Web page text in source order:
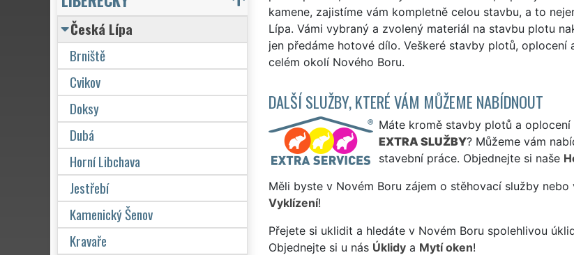
kamene, zajistíme vám kompletně celou stavbu, a to
Lípa. Vámi vybraný a zvolený materiál na stavbu plotu
jen předáme hotové dílo. Veškeré stavby plotů,
celém okolí Nového Boru.
DALŠÍ SLUŽBY, KTERÉ VÁM MŮŽEME NABÍDNOUT
Máte kromě stavby plotů a
EXTRA SLUŽBY? Můžeme vám
stavební práce. Objednejte si naše
Měli byste v Novém Boru zájem o stěhovací služby
Vyklízení!
Přejete si uklidit a hledáte v Novém Boru spolehlivou
Objednejte si u nás Úklidya Mytí oken!
Česká Lípa
Brniště
Cvikov
Doksy
Dubá
Horní Libchava
Jestřebí
Kamenický Šenov
Kravaře